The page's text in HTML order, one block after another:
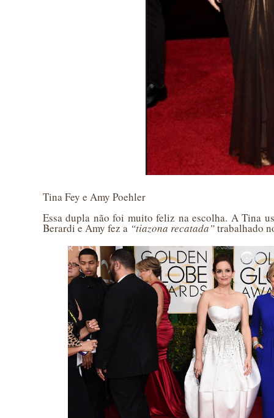
Tina Fey e Amy Poehler
Essa dupla não foi muito feliz na escolha. A Tina
Berardi e Amy fez a “tiazona recatada”trabalhado